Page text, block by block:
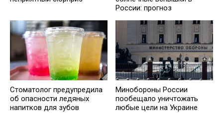
России: прогноз
Стоматолог предупредила
об опасности ледяных
напитков для зубов
Минобороны России
пообещало уничтожать
любые цели на Украине